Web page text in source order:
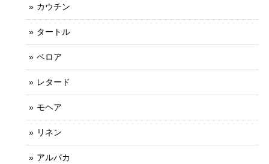
カウチン
タートル
ベロア
レタード
モヘア
リネン
アルパカ